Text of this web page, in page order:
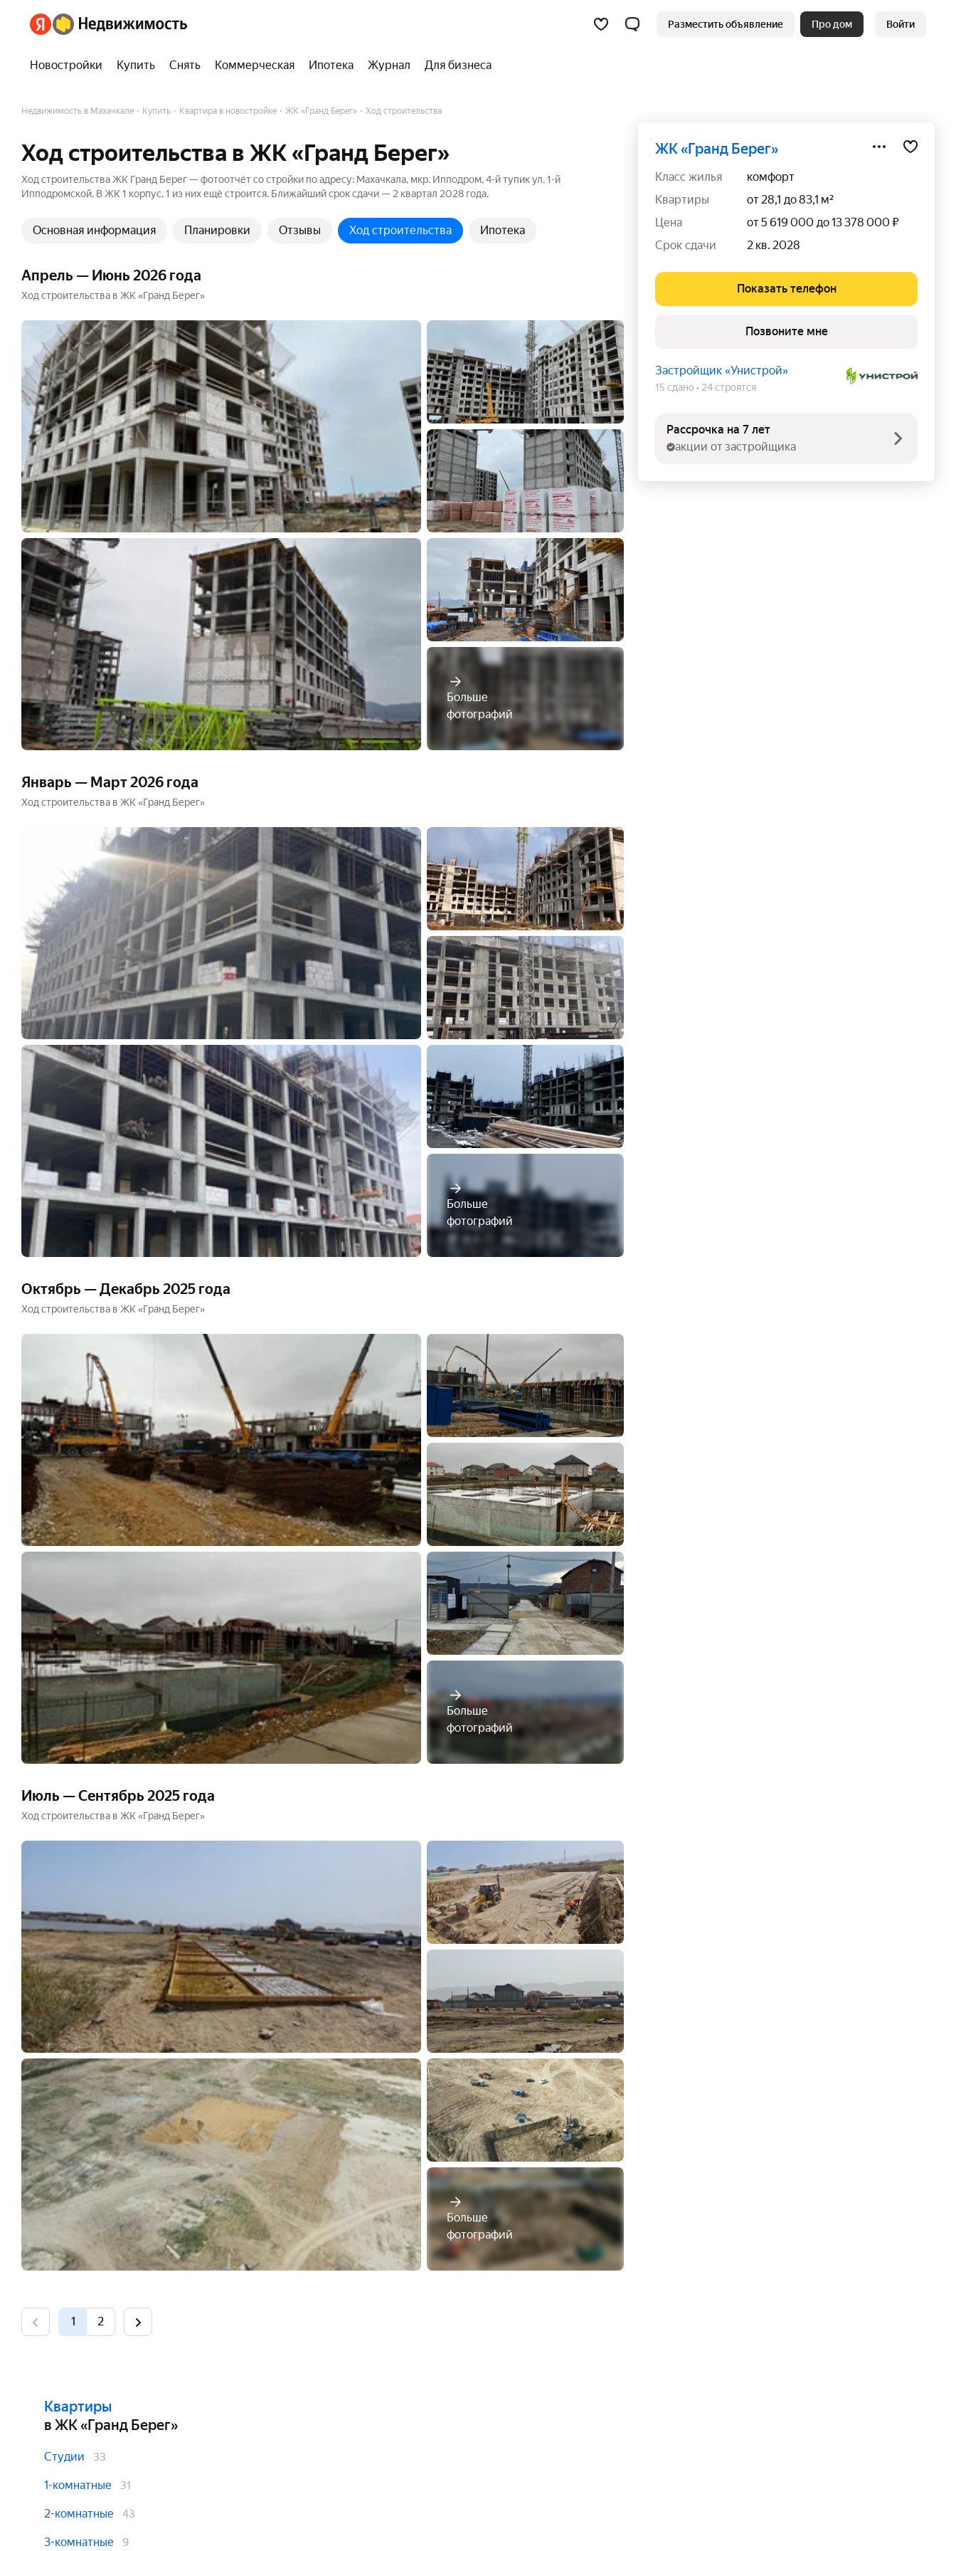
Разместить объявление Про дом Войти
Новостройки Купить Снять Коммерческая Ипотека Журнал Для бизнеса
Недвижимость в Махачкале Купить Квартира в новостройке ЖК «Гранд Берег» Ход строительства
Ход строительства в ЖК «Гранд Берег»
Ход строительства ЖК Гранд Берег — фотоотчёт со стройки по адресу: Махачкала, мкр. Ипподром, 4-й тупик ул. 1-й
Ипподромской. В ЖК 1 корпус, 1 из них ещё строится. Ближайший срок сдачи — 2 квартал 2028 года.
Основная информация Планировки Отзывы Ход строительства Ипотека
Апрель — Июнь 2026 года
Ход строительства в ЖК «Гранд Берег»
Больше
фотографий
Январь — Март 2026 года
Ход строительства в ЖК «Гранд Берег»
Больше
фотографий
Октябрь — Декабрь 2025 года
Ход строительства в ЖК «Гранд Берег»
Больше
фотографий
Июль — Сентябрь 2025 года
Ход строительства в ЖК «Гранд Берег»
Больше
фотографий
1 2
ЖК «Гранд Берег»
класс жилья
комфорт
квартиры
от 28,1 до 83,1 м²
цена
от 5 619 000 до 13 378 000 ₽
срок сдачи
2 кв. 2028
Показать телефон
Позвоните мне
Застройщик «Унистрой»
15 сдано 24 строятся
Рассрочка на 7 лет
акции от застройщика
Квартиры
в ЖК «Гранд Берег»
Студии 33
1-комнатные 31
2-комнатные 43
3-комнатные 9